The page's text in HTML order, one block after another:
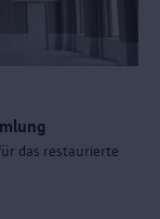
das restaurierte